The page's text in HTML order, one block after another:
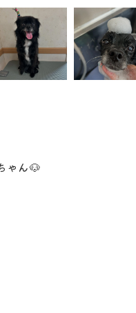
ゃん🐶